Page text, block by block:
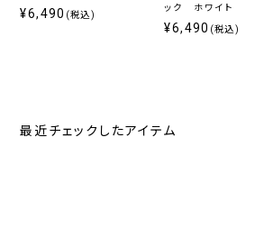
¥6,490 (税込)
ック ホワイト
¥6,490 (税込)
最近チェックしたアイテム